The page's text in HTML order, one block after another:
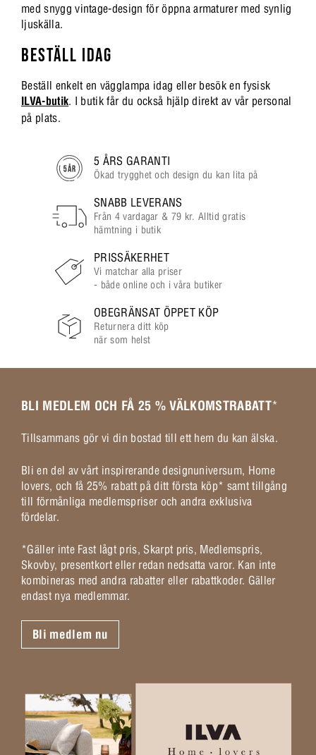
med snygg vintage-design för öppna armaturer med synlig
ljuskälla.
BESTÄLL IDAG
Beställ enkelt en vägglampa idag eller besök en fysisk
ILVA-butik. I butik får du också hjälp direkt av vår personal
på plats.
5 ÅRS GARANTI
Ökad trygghet och design du kan lita på
SNABB LEVERANS
Från 4 vardagar & 79 kr. Alltid gratis
hämtning i butik
PRISSÄKERHET
Vi matchar alla priser
- både online och i våra butiker
OBEGRÄNSAT ÖPPET KÖP
Returnera ditt köp
när som helst
BLI MEDLEM OCH FÅ 25 % VÄLKOMSTRABATT*
Tillsammans gör vi din bostad till ett hem du kan älska.
Bli en del av vårt inspirerande designuniversum, Home
lovers, och få 25% rabatt på ditt första köp* samt tillgång
till förmånliga medlemspriser och andra exklusiva
fördelar.
*Gäller inte Fast lågt pris, Skarpt pris, Medlemspris,
Skovby, presentkort eller redan nedsatta varor. Kan inte
kombineras med andra rabatter eller rabattkoder. Gäller
endast nya medlemmar.
Bli medlem nu